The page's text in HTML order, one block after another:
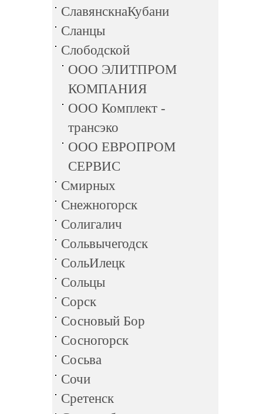
СлавянскнаКубани
Сланцы
Слободской
ООО ЭЛИТПРОМ
КОМПАНИЯ
ООО Комплект -
трансэко
ООО ЕВРОПРОМ
СЕРВИС
Смирных
Снежногорск
Солигалич
Сольвычегодск
СольИлецк
Сольцы
Сорск
Сосновый Бор
Сосногорск
Сосьва
Сочи
Сретенск